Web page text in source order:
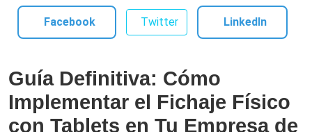
Facebook Twitter LinkedIn
Guía Definitiva: Cómo
Implementar el Fichaje Físico
con Tablets en Tu Empresa de